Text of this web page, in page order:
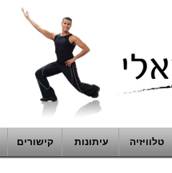
טלוויזיה עיתונות קישורים